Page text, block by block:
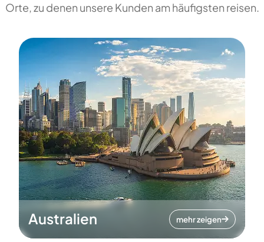
Orte, zu denen unsere Kunden am häufigsten reisen.
Australien mehr zeigen